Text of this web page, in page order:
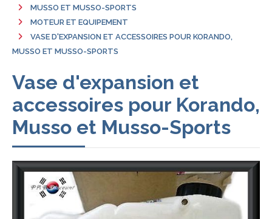
MUSSO ET MUSSO-SPORTS
MOTEUR ET EQUIPEMENT
VASE D'EXPANSION ET ACCESSOIRES POUR KORANDO,
MUSSO ET MUSSO-SPORTS
Vase d'expansion et
accessoires pour Korando,
Musso et Musso-Sports